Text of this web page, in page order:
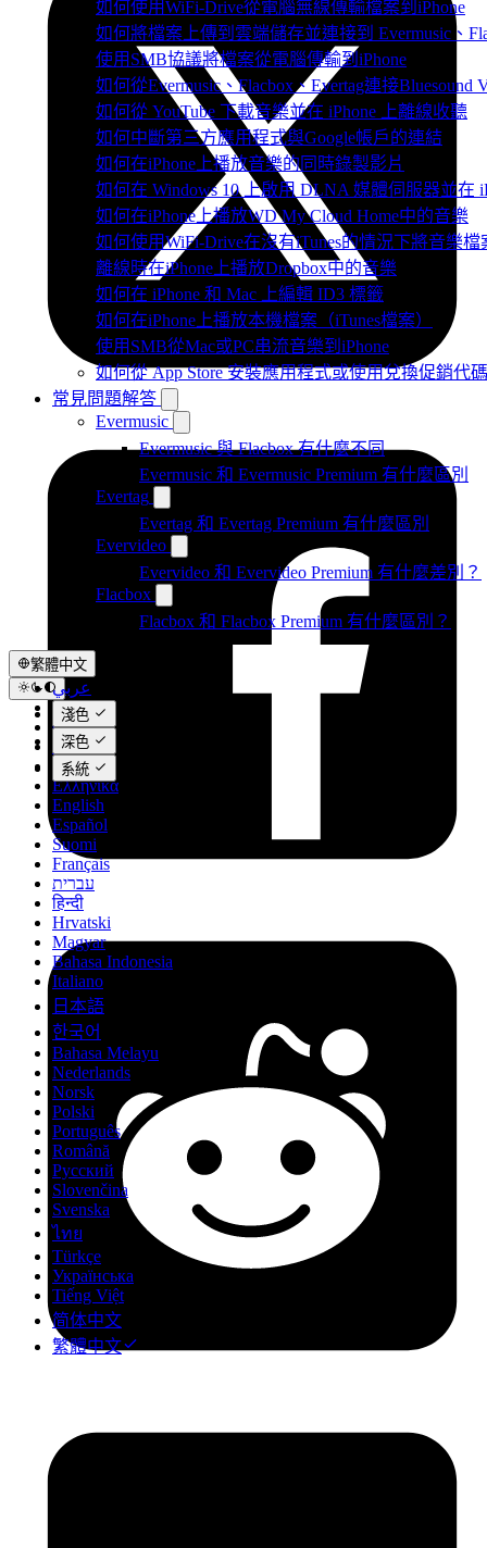
如何使用WiFi-Drive從電腦無線傳輸檔案到iPhone
如何將檔案上傳到雲端儲存並連接到 Evermusic、
使用SMB協議將檔案從電腦傳輸到iPhone
如何從Evermusic、Flacbox、Evertag連接
如何從 YouTube 下載音樂並在 iPhone 上離線收聽
如何中斷第三方應用程式與Google帳戶的連結
如何在iPhone上播放音樂的同時錄製影片
如何在 Windows 10 上啟用 DLNA 媒體伺服器並在
如何在iPhone上播放WD My Cloud Home中的音樂
如何使用WiFi-Drive在沒有iTunes的情況下將音樂檔
離線時在iPhone上播放Dropbox中的音樂
如何在 iPhone 和 Mac 上編輯 ID3 標籤
如何在iPhone上播放本機檔案（iTunes檔案）
使用SMB從Mac或PC串流音樂到iPhone
如何從 App Store 安裝應用程式或使用兌換促銷代
常見問題解答
Evermusic
Evermusic 與 Flacbox 有什麼不同
Evermusic 和 Evermusic Premium 有什麼區別
Evertag
Evertag 和 Evertag Premium 有什麼區別
Evervideo
Evervideo 和 Evervideo Premium 有什麼差別？
Flacbox
Flacbox 和 Flacbox Premium 有什麼區別？
繁體中文
عربي
Català
Čeština
Dansk
Deutsch
Ελληνικά
English
Español
Suomi
Français
עברית
हिन्दी
Hrvatski
Magyar
Bahasa Indonesia
Italiano
日本語
한국어
Bahasa Melayu
Nederlands
Norsk
Polski
Português
Română
Русский
Slovenčina
Svenska
ไทย
Türkçe
Українська
Tiếng Việt
简体中文
繁體中文
淺色
深色
系統